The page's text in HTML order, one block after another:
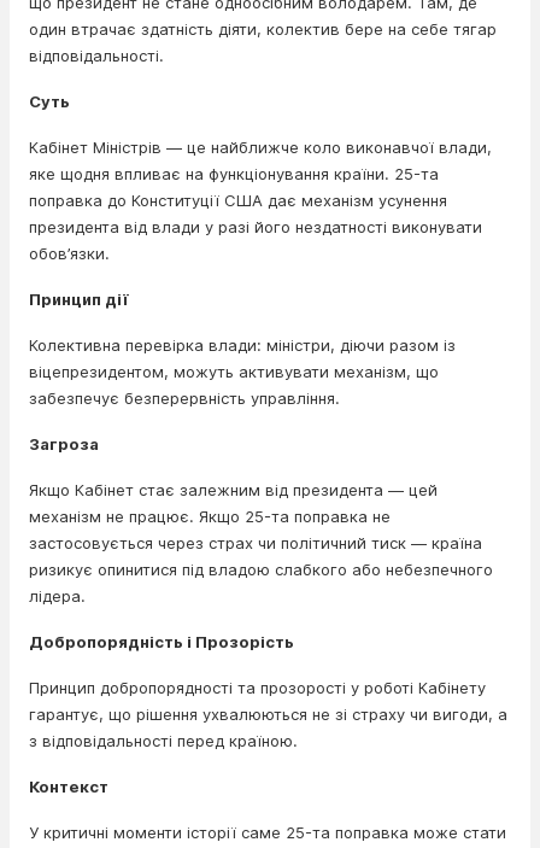
один втрачає здатність діяти, колектив бере на себе тягар
відповідальності.
Суть
Кабінет Міністрів — це найближче коло виконавчої влади,
яке щодня впливає на функціонування країни. 25-та
поправка до Конституції США дає механізм усунення
президента від влади у разі його нездатності виконувати
обов’язки.
Принцип дії
Колективна перевірка влади: міністри, діючи разом із
віцепрезидентом, можуть активувати механізм, що
забезпечує безперервність управління.
Загроза
Якщо Кабінет стає залежним від президента — цей
механізм не працює. Якщо 25-та поправка не
застосовується через страх чи політичний тиск — країна
ризикує опинитися під владою слабкого або небезпечного
лідера.
Добропорядність і Прозорість
Принцип добропорядності та прозорості у роботі Кабінету
гарантує, що рішення ухвалюються не зі страху чи вигоди, а
з відповідальності перед країною.
Контекст
У критичні моменти історії саме 25-та поправка може стати